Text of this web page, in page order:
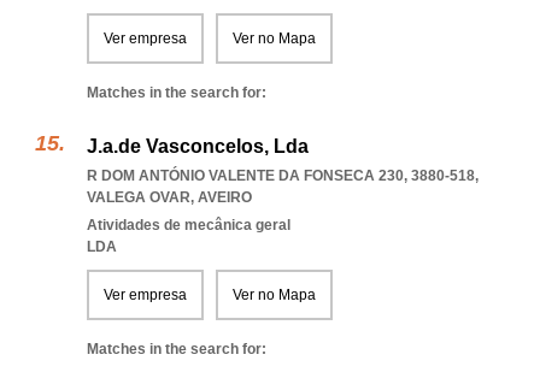
Ver empresa Ver no Mapa
Matches in the search for:
J.a.de Vasconcelos, Lda
R DOM ANTÓNIO VALENTE DA FONSECA 230, 3880-518,
VALEGA OVAR, AVEIRO
Atividades de mecânica geral
LDA
Ver empresa Ver no Mapa
Matches in the search for: